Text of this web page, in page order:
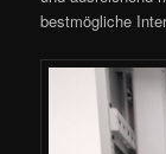
bestmögliche